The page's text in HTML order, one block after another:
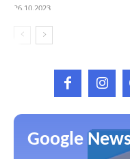
26.10.2023
Google